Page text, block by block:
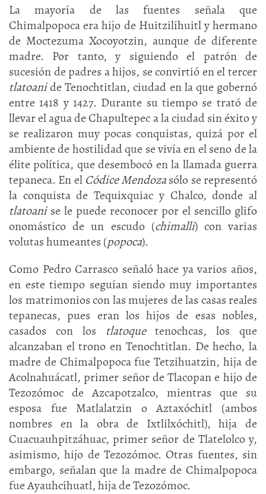
La mayoría de las fuentes señala que
Chimalpopoca era hijo de Huitzilíhuitl y hermano
de Moctezuma Xocoyotzin, aunque de diferente
madre. Por tanto, y siguiendo el patrón de
sucesión de padres a hijos, se convirtió en el tercer
tlatoanide Tenochtitlan, ciudad en la que gobernó
entre 1418 y 1427. Durante su tiempo se trató de
llevar el agua de Chapultepec a la ciudad sin éxito y
se realizaron muy pocas conquistas, quizá por el
ambiente de hostilidad que se vivía en el seno de la
élite política, que desembocó en la llamada guerra
tepaneca. En el Códice Mendozasólo se representó
la conquista de Tequixquiac y Chalco, donde al
tlatoani se le puede reconocer por el sencillo glifo
onomástico de un escudo (chimalli) con varias
volutas humeantes (popoca).
Como Pedro Carrasco señaló hace ya varios años,
en este tiempo seguían siendo muy importantes
los matrimonios con las mujeres de las casas reales
tepanecas, pues eran los hijos de esas nobles,
casados con los tlatoquetenochcas, los que
alcanzaban el trono en Tenochtitlan. De hecho, la
madre de Chimalpopoca fue Tetzihuatzin, hija de
Acolnahuácatl, primer señor de Tlacopan e hijo de
Tezozómoc de Azcapotzalco, mientras que su
esposa fue Matlalatzin o Aztaxóchitl (ambos
nombres en la obra de Ixtlilxóchitl), hija de
Cuacuauhpitzáhuac, primer señor de Tlatelolco y,
asimismo, hijo de Tezozómoc. Otras fuentes, sin
embargo, señalan que la madre de Chimalpopoca
fue Ayauhcíhuatl, hija de Tezozómoc.